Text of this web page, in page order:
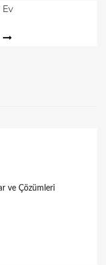
Ev
ve Çözümleri